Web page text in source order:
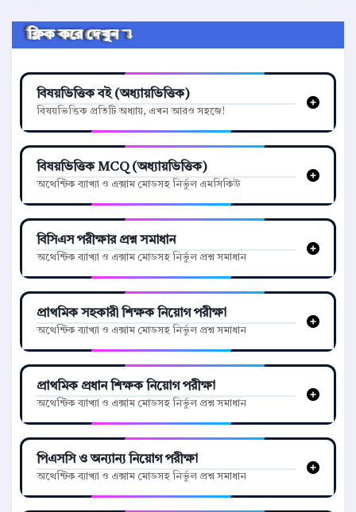
ক্লিক করে দেখুন ↴
বিষয়ভিত্তিক বই (অধ্যায়ভিত্তিক)
বিষয়ভিত্তিক প্রতিটি অধ্যায়, এখন আরও সহজে!
বিষয়ভিত্তিক MCQ (অধ্যায়ভিত্তিক)
অথেন্টিক ব্যাখ্যা ও এক্সাম মোডসহ নির্ভুল এমসিকিউ
বিসিএস পরীক্ষার প্রশ্ন সমাধান
অথেন্টিক ব্যাখ্যা ও এক্সাম মোডসহ নির্ভুল প্রশ্ন সমাধান
প্রাথমিক সহকারী শিক্ষক নিয়োগ পরীক্ষা
অথেন্টিক ব্যাখ্যা ও এক্সাম মোডসহ নির্ভুল প্রশ্ন সমাধান
প্রাথমিক প্রধান শিক্ষক নিয়োগ পরীক্ষা
অথেন্টিক ব্যাখ্যা ও এক্সাম মোডসহ নির্ভুল প্রশ্ন সমাধান
পিএসসি ও অন্যান্য নিয়োগ পরীক্ষা
অথেন্টিক ব্যাখ্যা ও এক্সাম মোডসহ নির্ভুল প্রশ্ন সমাধান